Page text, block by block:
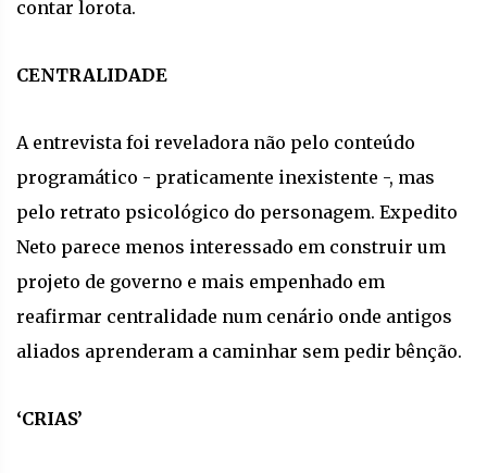
contar lorota.
CENTRALIDADE
A entrevista foi reveladora não pelo conteúdo
programático - praticamente inexistente -, mas
pelo retrato psicológico do personagem. Expedito
Neto parece menos interessado em construir um
projeto de governo e mais empenhado em
reafirmar centralidade num cenário onde antigos
aliados aprenderam a caminhar sem pedir bênção.
‘CRIAS’